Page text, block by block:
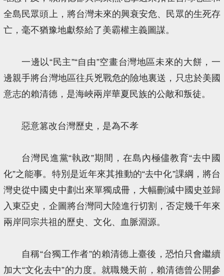
全島民眾頭上，將台灣未來的興衰安危、民眾的生死存
亡，毫不猶豫地獻祭給了美霸權主義圖謀。
一邊以“民主”“自由”空畫台灣地區未來的大餅，一
邊親手將台灣地區往兵兇戰危的險地裏送，只忠於美國
意志的賴清德，是海峽兩岸華夏民族的公敵和叛徒。
惡意篡改台灣歷史，是為不孝
台灣民進黨“執政”期間，在島內極儘教育“去中國
化”之能事。特別是近年來其推動的“去中化”課綱，將台
灣史從中國史中劃出來單獨成冊，大幅刪減中國史並歸
入東亞史，企圖將台灣同大陸進行切割，否定幾千年來
兩岸同宗共祖的歷史、文化、血脈淵源。
自稱“台獨工作者”的賴清德上臺後，恐怕只會繼續
加大“文化去中”的力度。就職幾天前，賴清德曾公開參